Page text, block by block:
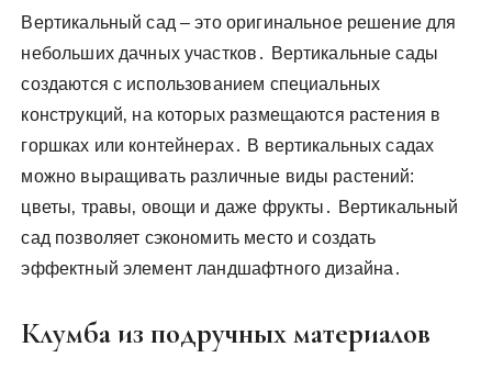
Вертикальный сад – это оригинальное решение для
небольших дачных участков․ Вертикальные сады
создаются с использованием специальных
конструкций‚ на которых размещаются растения в
горшках или контейнерах․ В вертикальных садах
можно выращивать различные виды растений:
цветы‚ травы‚ овощи и даже фрукты․ Вертикальный
сад позволяет сэкономить место и создать
эффектный элемент ландшафтного дизайна․
Клумба из подручных материалов